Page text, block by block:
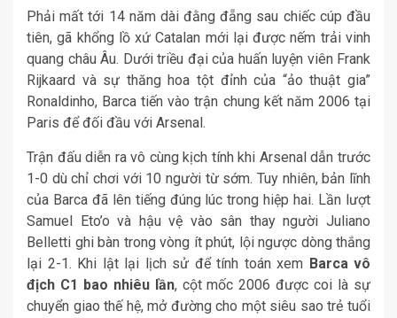
Phải mất tới 14 năm dài đằng đẵng sau chiếc cúp đầu
tiên, gã khổng lồ xứ Catalan mới lại được nếm trải vinh
quang châu Âu. Dưới triều đại của huấn luyện viên Frank
Rijkaard và sự thăng hoa tột đỉnh của “ảo thuật gia”
Ronaldinho, Barca tiến vào trận chung kết năm 2006 tại
Paris để đối đầu với Arsenal.
Trận đấu diễn ra vô cùng kịch tính khi Arsenal dẫn trước
1-0 dù chỉ chơi với 10 người từ sớm. Tuy nhiên, bản lĩnh
của Barca đã lên tiếng đúng lúc trong hiệp hai. Lần lượt
Samuel Eto’o và hậu vệ vào sân thay người Juliano
Belletti ghi bàn trong vòng ít phút, lội ngược dòng thắng
lại 2-1. Khi lật lại lịch sử để tính toán xem Barca vô
địch C1 bao nhiêu lần, cột mốc 2006 được coi là sự
chuyển giao thế hệ, mở đường cho một siêu sao trẻ tuổi